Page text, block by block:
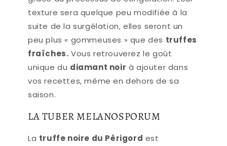
texture sera quelque peu modifiée à la
suite de la surgélation, elles seront un
peu plus « gommeuses » que des truffes
fraîches. Vous retrouverez le goût
unique du diamant noir à ajouter dans
vos recettes, même en dehors de sa
saison.
LA TUBER MELANOSPORUM
La truffe noire du Périgord est